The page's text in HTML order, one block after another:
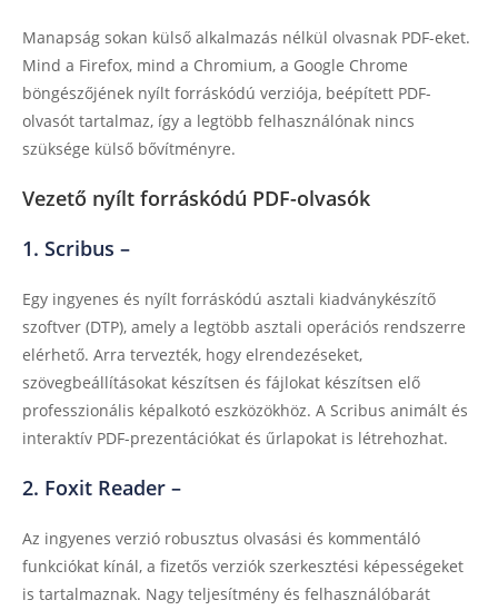
Manapság sokan külső alkalmazás nélkül olvasnak PDF-eket.
Mind a Firefox, mind a Chromium, a Google Chrome
böngészőjének nyílt forráskódú verziója, beépített PDF-
olvasót tartalmaz, így a legtöbb felhasználónak nincs
szüksége külső bővítményre.
Vezető nyílt forráskódú PDF-olvasók
1. Scribus –
Egy ingyenes és nyílt forráskódú asztali kiadványkészítő
szoftver (DTP), amely a legtöbb asztali operációs rendszerre
elérhető. Arra tervezték, hogy elrendezéseket,
szövegbeállításokat készítsen és fájlokat készítsen elő
professzionális képalkotó eszközökhöz. A Scribus animált és
interaktív PDF-prezentációkat és űrlapokat is létrehozhat.
2. Foxit Reader –
Az ingyenes verzió robusztus olvasási és kommentáló
funkciókat kínál, a fizetős verziók szerkesztési képességeket
is tartalmaznak. Nagy teljesítmény és felhasználóbarát